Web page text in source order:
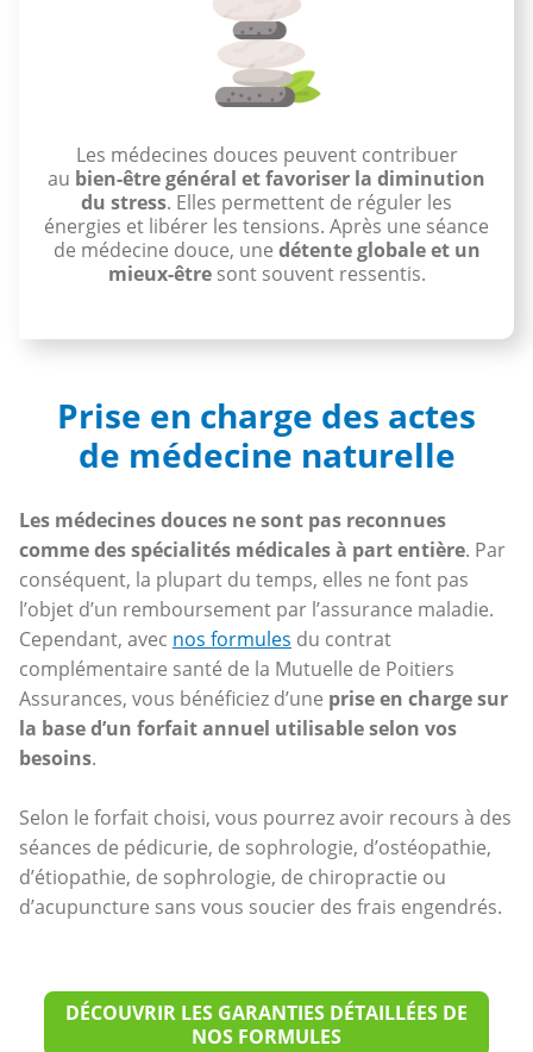
Les médecines douces peuvent contribuer
au bien-être général et favoriser la diminution
du stress. Elles permettent de réguler les
énergies et libérer les tensions. Après une séance
de médecine douce, une détente globale et un
mieux-êtresont souvent ressentis.
Prise en charge des actes
de médecine naturelle
Les médecines douces ne sont pas reconnues
comme des spécialités médicales à part entière. Par
conséquent, la plupart du temps, elles ne font pas
l’objet d’un remboursement par l’assurance maladie.
Cependant, avec nos formules du contrat
complémentaire santé de la Mutuelle de Poitiers
Assurances, vous bénéficiez d’une prise en charge sur
la base d’un forfait annuel utilisable selon vos
besoins.
Selon le forfait choisi, vous pourrez avoir recours à des
séances de pédicurie, de sophrologie, d’ostéopathie,
d’étiopathie, de sophrologie, de chiropractie ou
d’acupuncture sans vous soucier des frais engendrés.
DÉCOUVRIR LES GARANTIES DÉTAILLÉES DE
NOS FORMULES